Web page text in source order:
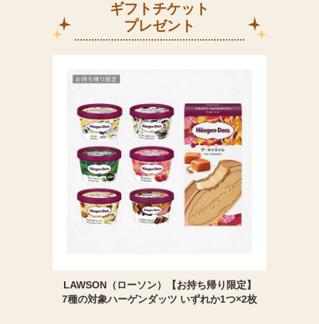
ギフトチケット
プレゼント
LAWSON（ローソン）【お持ち帰り限定】
7種の対象ハーゲンダッツ いずれか1つ×2枚